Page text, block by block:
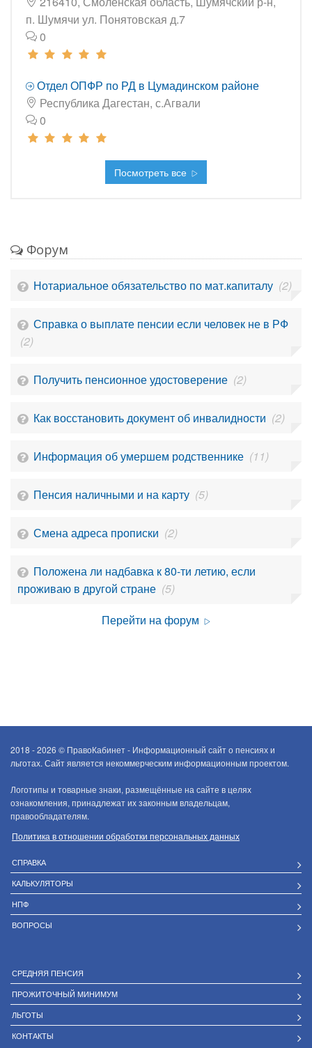
п. Шумячи ул. Понятовская д.7
0
Отдел ОПФР по РД в Цумадинском районе
Республика Дагестан, с.Агвали
0
Посмотреть все
Форум
Нотариальное обязательство по мат.капиталу (2)
Справка о выплате пенсии если человек не в РФ
(2)
Получить пенсионное удостоверение (2)
Как восстановить документ об инвалидности (2)
Информация об умершем родственнике (11)
Пенсия наличными и на карту (5)
Смена адреса прописки (2)
Положена ли надбавка к 80-ти летию, если
проживаю в другой стране (5)
Перейти на форум
2018 - 2026 © ПравоКабинет - Информационный сайт о пенсиях и
льготах. Сайт является некоммерческим информационным проектом.
Логотипы и товарные знаки, размещённые на сайте в целях
ознакомления, принадлежат их законным владельцам,
правообладателям.
Политика в отношении обработки персональных данных
СПРАВКА
КАЛЬКУЛЯТОРЫ
НПФ
ВОПРОСЫ
СРЕДНЯЯ ПЕНСИЯ
ПРОЖИТОЧНЫЙ МИНИМУМ
ЛЬГОТЫ
КОНТАКТЫ